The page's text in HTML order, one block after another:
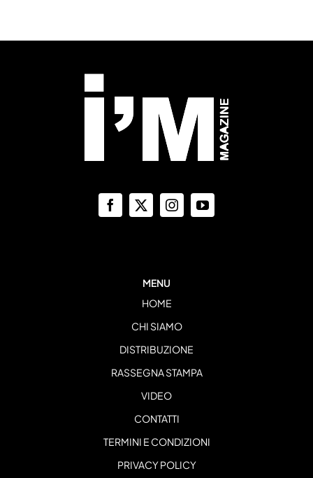
MENU
HOME
CHI SIAMO
DISTRIBUZIONE
RASSEGNA STAMPA
VIDEO
CONTATTI
TERMINI E CONDIZIONI
PRIVACY POLICY